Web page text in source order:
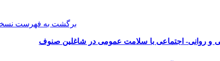
عمومی در شاغلین صنوف